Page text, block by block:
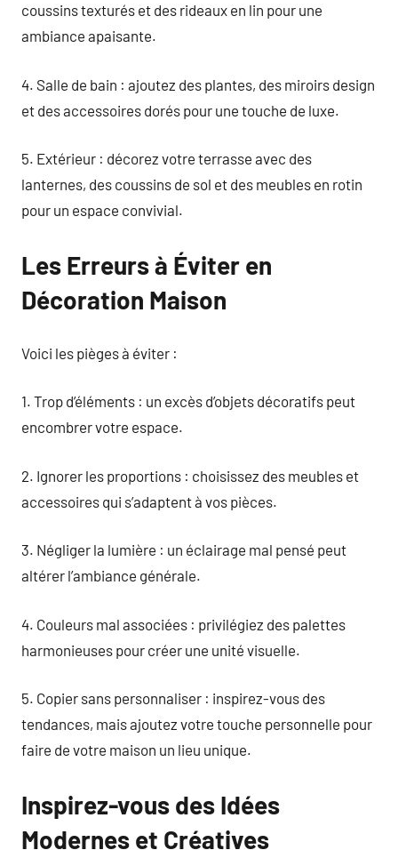
coussins texturés et des rideaux en lin pour une
ambiance apaisante.
4. Salle de bain : ajoutez des plantes, des miroirs design
et des accessoires dorés pour une touche de luxe.
5. Extérieur : décorez votre terrasse avec des
lanternes, des coussins de sol et des meubles en rotin
pour un espace convivial.
Les Erreurs à Éviter en
Décoration Maison
Voici les pièges à éviter :
1. Trop d’éléments : un excès d’objets décoratifs peut
encombrer votre espace.
2. Ignorer les proportions : choisissez des meubles et
accessoires qui s’adaptent à vos pièces.
3. Négliger la lumière : un éclairage mal pensé peut
altérer l’ambiance générale.
4. Couleurs mal associées : privilégiez des palettes
harmonieuses pour créer une unité visuelle.
5. Copier sans personnaliser : inspirez-vous des
tendances, mais ajoutez votre touche personnelle pour
faire de votre maison un lieu unique.
Inspirez-vous des Idées
Modernes et Créatives